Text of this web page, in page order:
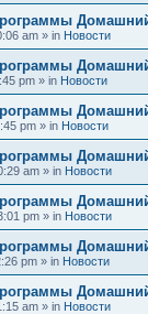
am » in Новости
pm » in Новости
pm » in Новости
am » in Новости
pm » in Новости
pm » in Новости
am » in Новости